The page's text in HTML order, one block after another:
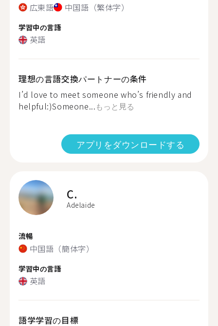
広東語 中国語（繁体字）
学習中の言語
英語
理想の言語交換パートナーの条件
I’d love to meet someone who’s friendly and
helpful:)Someone...もっと見る
アプリをダウンロードする
C.
Adelaide
流暢
中国語（簡体字）
学習中の言語
英語
語学学習の目標